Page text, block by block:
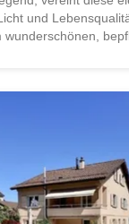
und
wunderschönen,
Umgebung.
sich die natürliche
ganzen Tag über viel
ist um einen
und fliesst
Küche, wodurch